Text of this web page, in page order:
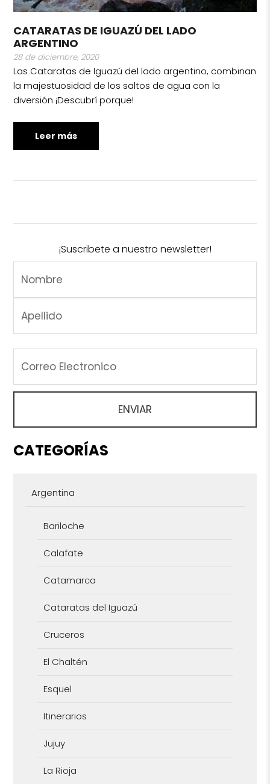
CATARATAS DE IGUAZÚ DEL LADO
ARGENTINO
28 de diciembre, 2020
Las Cataratas de Iguazú del lado argentino, combinan
la majestuosidad de los saltos de agua con la
diversión ¡Descubrí porque!
Leer más
¡Suscribete a nuestro newsletter!
CATEGORÍAS
Argentina
Bariloche
Calafate
Catamarca
Cataratas del Iguazú
Cruceros
El Chaltén
Esquel
Itinerarios
Jujuy
La Rioja